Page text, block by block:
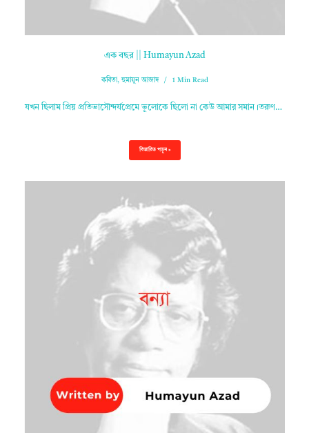
এক বছর || Humayun Azad
কবিতা,হুমায়ুন আজাদ 1 Min Read
যখন ছিলাম প্রিয় প্রতিভাসৌন্দর্যপ্রেমে ভূলোকে ছিলো না কেউ আমার সমান।তরুণ…
বিস্তারিত পড়ুন »